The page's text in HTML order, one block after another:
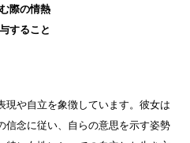
際の情熱
すること
現や自立を象徴しています。彼女は
信念に従い、自らの意思を示す姿勢